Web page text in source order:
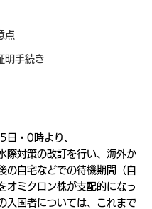
点
明手続き
・0時より、
際対策の改訂を行い、海外か
の自宅などでの待機期間（自
オミクロン株が支配的になっ
入国者については、これまで